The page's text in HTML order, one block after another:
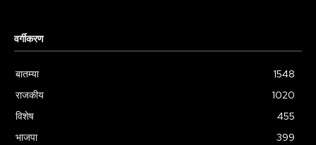
वर्गीकरण
बातम्या
1548
राजकीय
1020
विशेष
455
भाजपा
399